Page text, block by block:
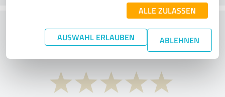
ALLE ZULASSEN
AUSWAHL ERLAUBEN ABLEHNEN
O que acha da relação
preço/desempenho?